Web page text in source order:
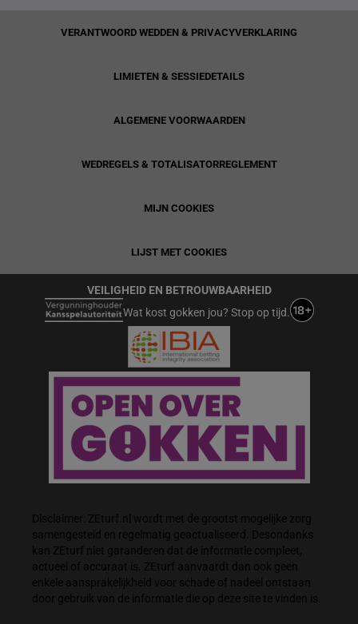
VERANTWOORD WEDDEN & PRIVACYVERKLARING
LIMIETEN & SESSIEDETAILS
ALGEMENE VOORWAARDEN
WEDREGELS & TOTALISATORREGLEMENT
MIJN COOKIES
LIJST MET COOKIES
VEILIGHEID EN BETROUWBAARHEID
Wat kost gokken jou? Stop op tijd.
Disclaimer: ZEturf.nl wordt met de grootst mogelijke zorg
samengesteld en regelmatig geactualiseerd. Desondanks
kan ZEturf niet garanderen dat de informatie compleet,
actueel of accuraat is. ZEturf aanvaardt dan ook geen
enkele aansprakelijkheid voor schade of nadeel ontstaan
door gebruik van de informatie die op deze site te vinden is.